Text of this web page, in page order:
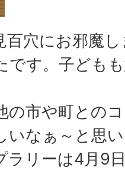
百穴にお邪魔
です。子ども
の市や町との
いなぁ～と思
ラリーは4月9